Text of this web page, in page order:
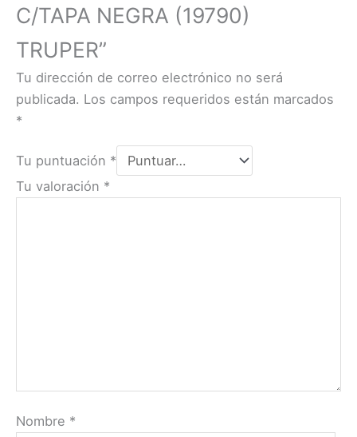
C/TAPA NEGRA (19790)
TRUPER”
Tu dirección de correo electrónico no será
publicada. Los campos requeridos están marcados
*
Tu puntuación *
Tu valoración *
Nombre *